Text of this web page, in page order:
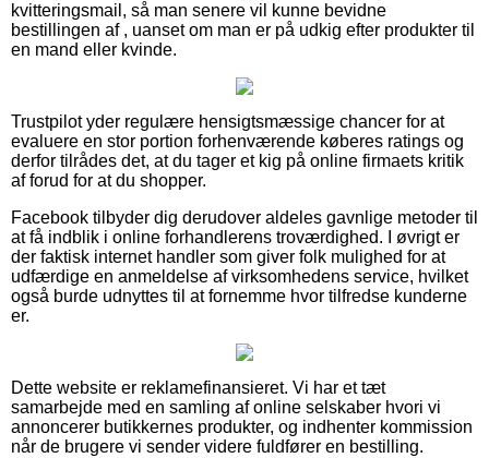
kvitteringsmail, så man senere vil kunne bevidne
bestillingen af , uanset om man er på udkig efter produkter til
en mand eller kvinde.
Trustpilot yder regulære hensigtsmæssige chancer for at
evaluere en stor portion forhenværende køberes ratings og
derfor tilrådes det, at du tager et kig på online firmaets kritik
af forud for at du shopper.
Facebook tilbyder dig derudover aldeles gavnlige metoder til
at få indblik i online forhandlerens troværdighed. I øvrigt er
der faktisk internet handler som giver folk mulighed for at
udfærdige en anmeldelse af virksomhedens service, hvilket
også burde udnyttes til at fornemme hvor tilfredse kunderne
er.
Dette website er reklamefinansieret. Vi har et tæt
samarbejde med en samling af online selskaber hvori vi
annoncerer butikkernes produkter, og indhenter kommission
når de brugere vi sender videre fuldfører en bestilling.